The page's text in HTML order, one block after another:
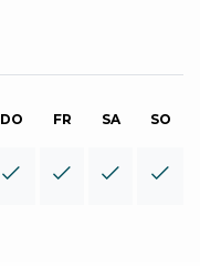
DO FR SA SO